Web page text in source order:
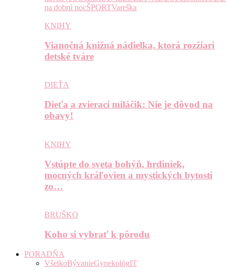
na dobrú nocŠPORTVareška
KNIHY
Vianočná knižná nádielka, ktorá rozžiari
detské tváre
DIEŤA
Dieťa a zvierací miláčik: Nie je dôvod na
obavy!
KNIHY
Vstúpte do sveta bohýň, hrdiniek,
mocných kráľovien a mystických bytostí
zo…
BRUŠKO
Koho si vybrať k pôrodu
PORADŇA
VšetkoBývanieGynekológIT